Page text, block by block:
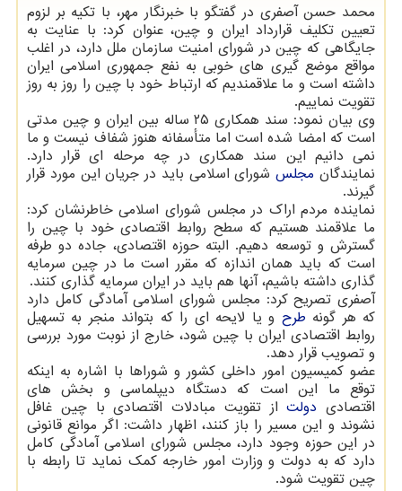
محمد حسن آصفری در گفتگو با خبرنگار مهر، با تکیه بر لزوم
تعیین تکلیف قرارداد ایران و چین، عنوان کرد: با عنایت به
جایگاهی که چین در شورای امنیت سازمان ملل دارد، در اغلب
مواقع موضع گیری های خوبی به نفع جمهوری اسلامی ایران
داشته است و ما علاقمندیم که ارتباط خود با چین را روز به روز
تقویت نماییم.
وی بیان نمود: سند همکاری ۲۵ ساله بین ایران و چین مدتی
است که امضا شده است اما متأسفانه هنوز شفاف نیست و ما
نمی دانیم این سند همکاری در چه مرحله ای قرار دارد.
نمایندگان مجلسشورای اسلامی باید در جریان این مورد قرار
گیرند.
نماینده مردم اراک در مجلس شورای اسلامی خاطرنشان کرد:
ما علاقمند هستیم که سطح روابط اقتصادی خود با چین را
گسترش و توسعه دهیم. البته حوزه اقتصادی، جاده دو طرفه
است که باید همان اندازه که مقرر است ما در چین سرمایه
گذاری داشته باشیم، آنها هم باید در ایران سرمایه گذاری کنند.
آصفری تصریح کرد: مجلس شورای اسلامی آمادگی کامل دارد
که هر گونه طرح و یا لایحه ای را که بتواند منجر به تسهیل
روابط اقتصادی ایران با چین شود، خارج از نوبت مورد بررسی
و تصویب قرار دهد.
عضو کمیسیون امور داخلی کشور و شوراها با اشاره به اینکه
توقع ما این است که دستگاه دیپلماسی و بخش های
اقتصادی دولتاز تقویت مبادلات اقتصادی با چین غافل
نشوند و این مسیر را باز کنند، اظهار داشت: اگر موانع قانونی
در این حوزه وجود دارد، مجلس شورای اسلامی آمادگی کامل
دارد که به دولت و وزارت امور خارجه کمک نماید تا رابطه با
چین تقویت شود.